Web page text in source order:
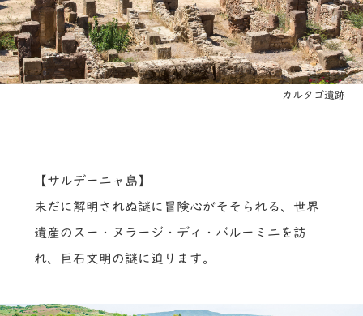
カルタゴ遺跡
【サルデーニャ島】
未だに解明されぬ謎に冒険心がそそられる、世界
遺産のスー・ヌラージ・ディ・バルーミニを訪
れ、巨石文明の謎に迫ります。